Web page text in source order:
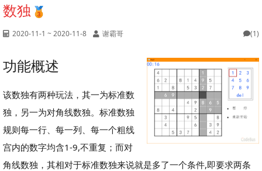
数独
2020-11-1 ~ 2020-11-8 谢霸哥 (1)
功能概述
该数独有两种玩法，其一为标准数
独，另一为对角线数独。标准数独
规则每一行、每一列、每一个粗线
宫内的数字均含1-9,不重复；而对
角线数独，其相对于标准数独来说就是多了一个条件,即要求两条